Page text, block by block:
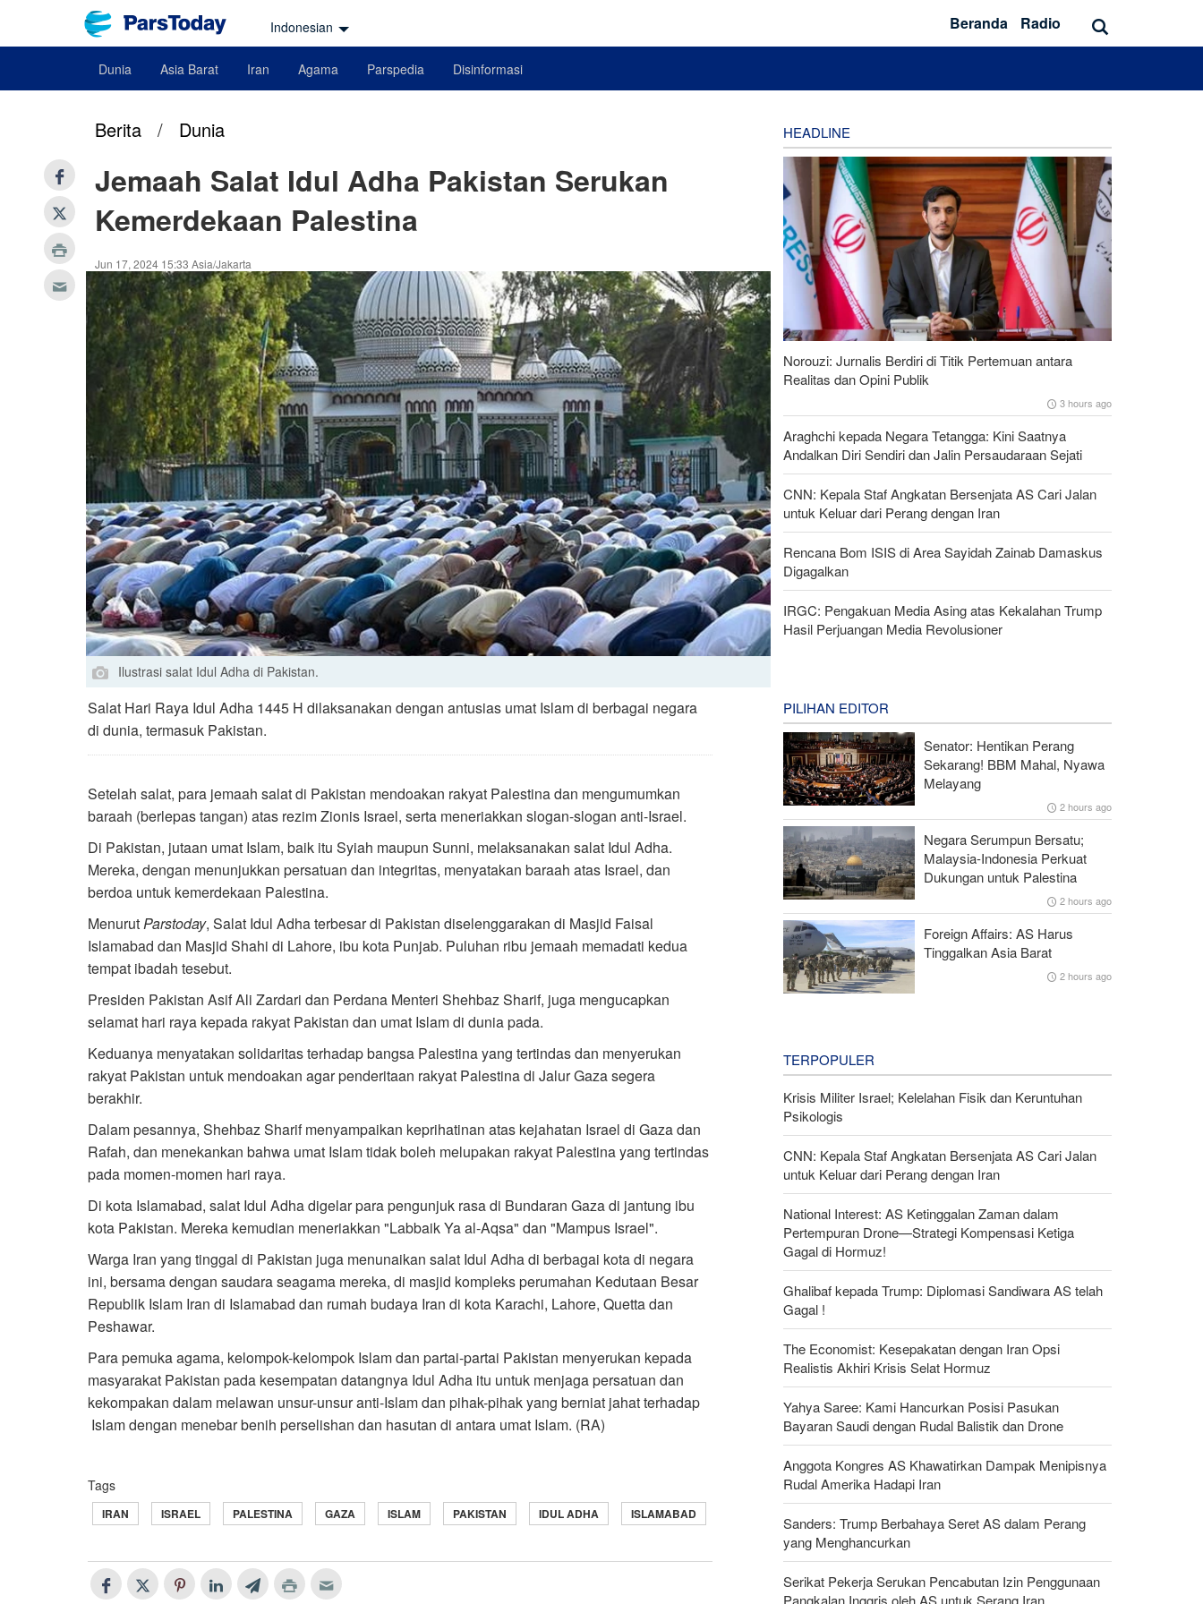
Indonesian Beranda Radio
Dunia Asia Barat Iran Agama Parspedia Disinformasi
Berita / Dunia
Jemaah Salat Idul Adha Pakistan Serukan
Kemerdekaan Palestina
Jun 17, 2024 15:33 Asia/Jakarta
Ilustrasi salat Idul Adha di Pakistan.
Salat Hari Raya Idul Adha 1445 H dilaksanakan dengan antusias umat Islam di berbagai negara
di dunia, termasuk Pakistan.
Setelah salat, para jemaah salat di Pakistan mendoakan rakyat Palestina dan mengumumkan
baraah (berlepas tangan) atas rezim Zionis Israel, serta meneriakkan slogan-slogan anti-Israel.
Di Pakistan, jutaan umat Islam, baik itu Syiah maupun Sunni, melaksanakan salat Idul Adha.
Mereka, dengan menunjukkan persatuan dan integritas, menyatakan baraah atas Israel, dan
berdoa untuk kemerdekaan Palestina.
MenurutParstoday, Salat Idul Adha terbesar di Pakistan diselenggarakan di Masjid Faisal
Islamabad dan Masjid Shahi di Lahore, ibu kota Punjab. Puluhan ribu jemaah memadati kedua
tempat ibadah tesebut.
Presiden Pakistan Asif Ali Zardari dan Perdana Menteri Shehbaz Sharif, juga mengucapkan
selamat hari raya kepada rakyat Pakistan dan umat Islam di dunia pada.
Keduanya menyatakan solidaritas terhadap bangsa Palestina yang tertindas dan menyerukan
rakyat Pakistan untuk mendoakan agar penderitaan rakyat Palestina di Jalur Gaza segera
berakhir.
Dalam pesannya, Shehbaz Sharif menyampaikan keprihatinan atas kejahatan Israel di Gaza dan
Rafah, dan menekankan bahwa umat Islam tidak boleh melupakan rakyat Palestina yang tertindas
pada momen-momen hari raya.
Di kota Islamabad, salat Idul Adha digelar para pengunjuk rasa di Bundaran Gaza di jantung ibu
kota Pakistan. Mereka kemudian meneriakkan "Labbaik Ya al-Aqsa" dan "Mampus Israel".
Warga Iran yang tinggal di Pakistan juga menunaikan salat Idul Adha di berbagai kota di negara
ini, bersama dengan saudara seagama mereka, di masjid kompleks perumahan Kedutaan Besar
Republik Islam Iran di Islamabad dan rumah budaya Iran di kota Karachi, Lahore, Quetta dan
Peshawar.
Para pemuka agama, kelompok-kelompok Islam dan partai-partai Pakistan menyerukan kepada
masyarakat Pakistan pada kesempatan datangnya Idul Adha itu untuk menjaga persatuan dan
kekompakan dalam melawan unsur-unsur anti-Islam dan pihak-pihak yang berniat jahat terhadap
Islam dengan menebar benih perselishan dan hasutan di antara umat Islam. (RA)
Tags
IRAN ISRAEL PALESTINA GAZA ISLAM PAKISTAN IDUL ADHA ISLAMABAD
HEADLINE
Norouzi: Jurnalis Berdiri di Titik Pertemuan antara
Realitas dan Opini Publik
3 hours ago
Araghchi kepada Negara Tetangga: Kini Saatnya
Andalkan Diri Sendiri dan Jalin Persaudaraan Sejati
CNN: Kepala Staf Angkatan Bersenjata AS Cari Jalan
untuk Keluar dari Perang dengan Iran
Rencana Bom ISIS di Area Sayidah Zainab Damaskus
Digagalkan
IRGC: Pengakuan Media Asing atas Kekalahan Trump
Hasil Perjuangan Media Revolusioner
PILIHAN EDITOR
Senator: Hentikan Perang
Sekarang! BBM Mahal, Nyawa
Melayang
2 hours ago
Negara Serumpun Bersatu;
Malaysia-Indonesia Perkuat
Dukungan untuk Palestina
2 hours ago
Foreign Affairs: AS Harus
Tinggalkan Asia Barat
2 hours ago
TERPOPULER
Krisis Militer Israel; Kelelahan Fisik dan Keruntuhan
Psikologis
CNN: Kepala Staf Angkatan Bersenjata AS Cari Jalan
untuk Keluar dari Perang dengan Iran
National Interest: AS Ketinggalan Zaman dalam
Pertempuran Drone—Strategi Kompensasi Ketiga
Gagal di Hormuz!
Ghalibaf kepada Trump: Diplomasi Sandiwara AS telah
Gagal !
The Economist: Kesepakatan dengan Iran Opsi
Realistis Akhiri Krisis Selat Hormuz
Yahya Saree: Kami Hancurkan Posisi Pasukan
Bayaran Saudi dengan Rudal Balistik dan Drone
Anggota Kongres AS Khawatirkan Dampak Menipisnya
Rudal Amerika Hadapi Iran
Sanders: Trump Berbahaya Seret AS dalam Perang
yang Menghancurkan
Serikat Pekerja Serukan Pencabutan Izin Penggunaan
Pangkalan Inggris oleh AS untuk Serang Iran